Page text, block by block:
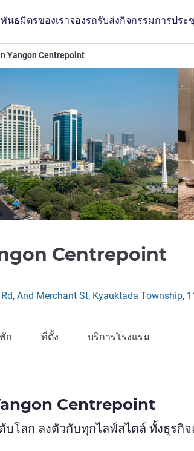
พันธมิตรของเราจองรถรับส่งกิจกรรมการประ
Yangon Centrepoint
Centrepoint
And Merchant St, Kyauktada Township,
ก ที่ตั้ง บริการโรงแรม
Centrepoint
บโลก ลงตัวกับทุกไลฟ์สไตล์ ทั้งธุรกิจ